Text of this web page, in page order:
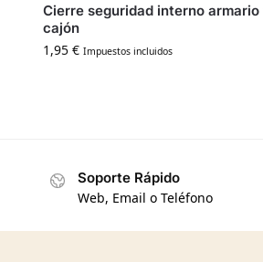
Cierre seguridad interno armario
cajón
1,95€ Impuestos incluidos
Soporte Rápido
Web, Email o Teléfono